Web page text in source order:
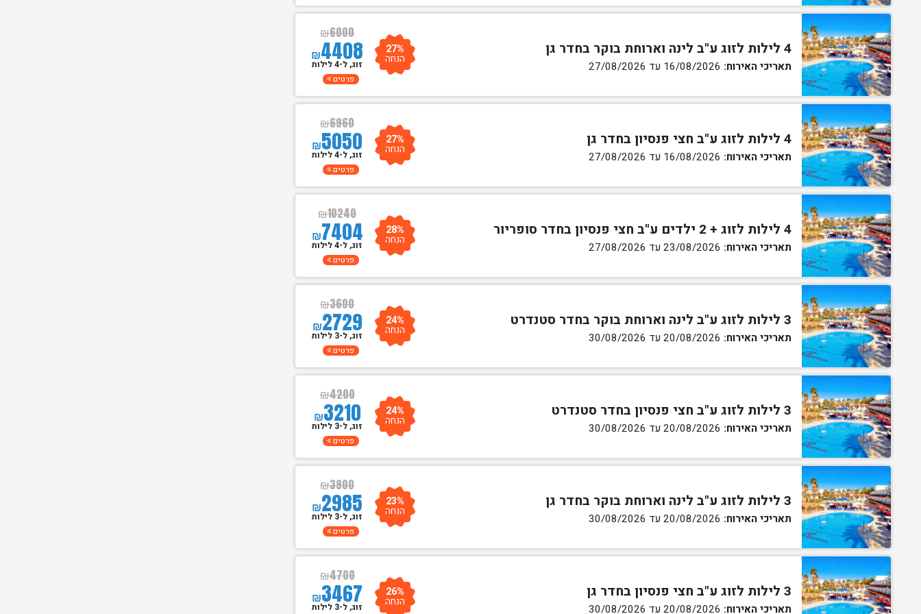
4 לילות לזוג ע"ב לינה וארוחת בוקר בחדר גן
תאריכי האירוח:
₪6000
₪4408 27%
הנחה זוג, ל-4 לילות
פרטים
4 לילות לזוג ע"ב חצי פנסיון בחדר גן
תאריכי האירוח:
₪6960
₪5050 27%
הנחה זוג, ל-4 לילות
פרטים
4 לילות לזוג + 2 ילדים ע"ב חצי פנסיון בחדר סופריור
תאריכי האירוח:
₪10240
₪7404 28%
הנחה זוג, ל-4 לילות
פרטים
3 לילות לזוג ע"ב לינה וארוחת בוקר בחדר סטנדרט
תאריכי האירוח:
₪3600
₪2729 24%
הנחה זוג, ל-3 לילות
פרטים
3 לילות לזוג ע"ב חצי פנסיון בחדר סטנדרט
תאריכי האירוח:
₪4200
₪3210 24%
הנחה זוג, ל-3 לילות
פרטים
3 לילות לזוג ע"ב לינה וארוחת בוקר בחדר גן
תאריכי האירוח:
₪3900
₪2985 23%
הנחה זוג, ל-3 לילות
פרטים
3 לילות לזוג ע"ב חצי פנסיון בחדר גן
תאריכי האירוח:
₪4700
₪3467 26%
הנחה זוג, ל-3 לילות